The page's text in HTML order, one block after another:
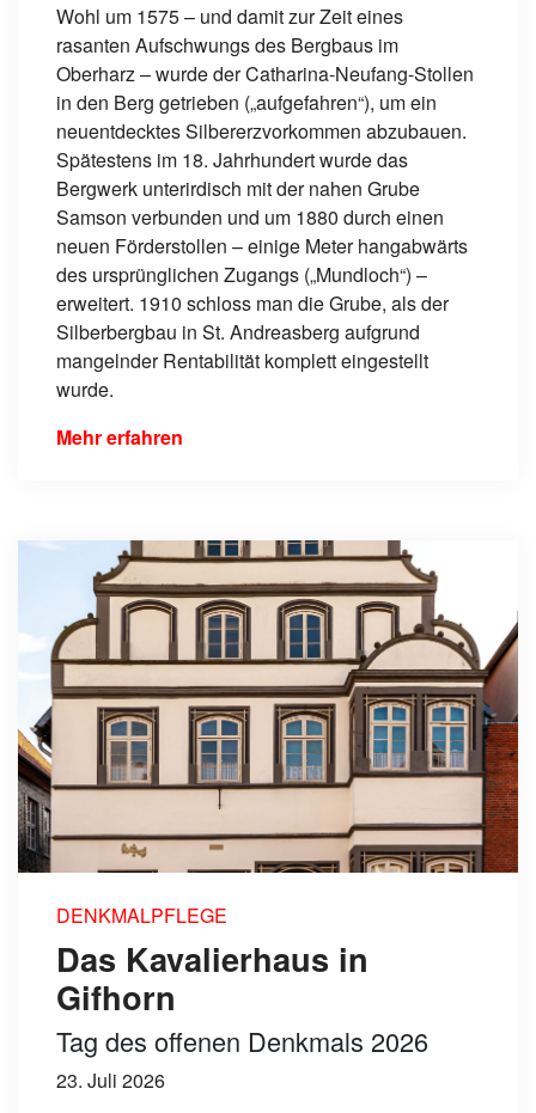
Wohl um 1575 – und damit zur Zeit eines
rasanten Aufschwungs des Bergbaus im
Oberharz – wurde der Catharina-Neufang-Stollen
in den Berg getrieben („aufgefahren“), um ein
neuentdecktes Silbererzvorkommen abzubauen.
Spätestens im 18. Jahrhundert wurde das
Bergwerk unterirdisch mit der nahen Grube
Samson verbunden und um 1880 durch einen
neuen Förderstollen – einige Meter hangabwärts
des ursprünglichen Zugangs („Mundloch“) –
erweitert. 1910 schloss man die Grube, als der
Silberbergbau in St. Andreasberg aufgrund
mangelnder Rentabilität komplett eingestellt
wurde.
Mehr erfahren
DENKMALPFLEGE
Das Kavalierhaus in
Gifhorn
Tag des offenen Denkmals 2026
23. Juli 2026